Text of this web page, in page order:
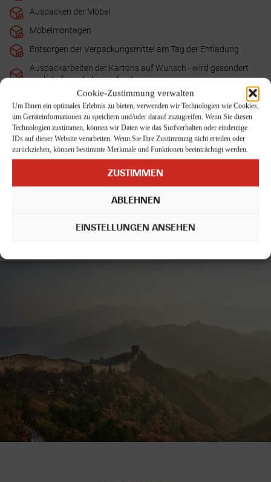
Cookie-Zustimmung verwalten
Um Ihnen ein optimales Erlebnis zu bieten, verwenden wir Technologien wie Cookies,
um Geräteinformationen zu speichern und/oder darauf zuzugreifen. Wenn Sie diesen
Technologien zustimmen, können wir Daten wie das Surfverhalten oder eindeutige
IDs auf dieser Website verarbeiten. Wenn Sie Ihre Zustimmung nicht erteilen oder
zurückziehen, können bestimmte Merkmale und Funktionen beeinträchtigt werden.
ZUSTIMMEN
ABLEHNEN
EINSTELLUNGEN ANSEHEN
Auspacken der Möbel
Möbelmontagen
Entsorgen der Verpackungsmittel am Tag der Entladung
Auspackarbeiten der Kartons auf Wunsch - wird gesondert
nach Aufwand abgerechnet
Terminalabfertigungsgebühren am Zielort
Rückführung des leeren Containers zum Hafen/Terminal
Die Koch Umzugslogistik GmbH bietet sowohl umfassende
Leistungspakete als auch einzeln buchbare Umzugsservices für
Zusatzleistungen je nach Bedarf zur Verfügung.
einfach.
Auf Grundlage Ihrer Angaben wird ein individuelles und